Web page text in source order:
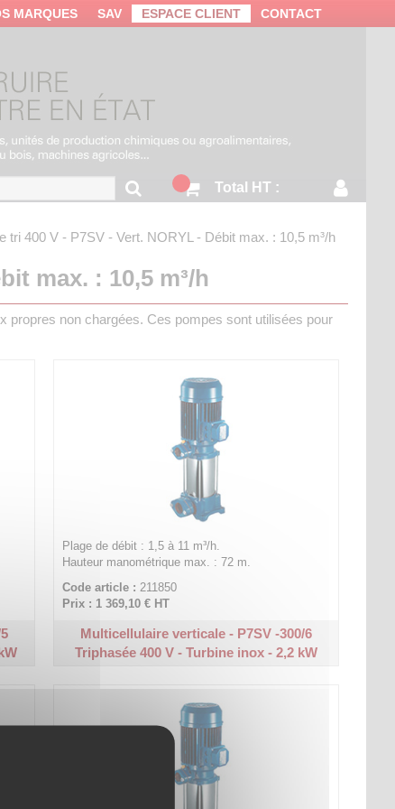
MARQUES SAV ESPACE CLIENT CONTACT
Total HT :
tri 400 V - P7SV - Vert. NORYL - Débit max. : 10,5 m³/h
max. : 10,5 m³/h
propres non chargées. Ces pompes sont utilisées pour
Plage de débit : 1,5 à 11 m³/h.
Hauteur manométrique max. : 72 m.
Code article : 211850
Prix : 1 369,10 € HT
Multicellulaire verticale - P7SV -300/6
Triphasée 400 V - Turbine inox - 2,2 kW